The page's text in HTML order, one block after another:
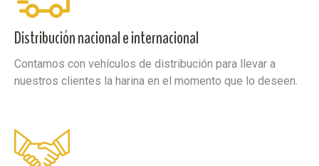
Distribución nacional e internacional
Contamos con vehículos de distribución para llevar a
nuestros clientes la harina en el momento que lo deseen.